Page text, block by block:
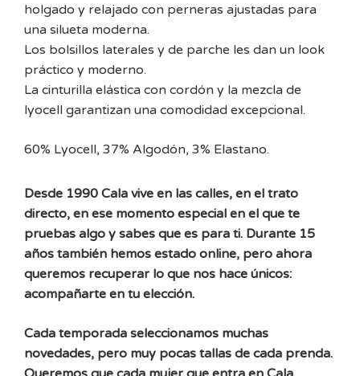
holgado y relajado con perneras ajustadas para
una silueta moderna.
Los bolsillos laterales y de parche les dan un look
práctico y moderno.
La cinturilla elástica con cordón y la mezcla de
lyocell garantizan una comodidad excepcional.
60% Lyocell, 37% Algodón, 3% Elastano.
Desde 1990 Cala vive en las calles, en el trato
directo, en ese momento especial en el que te
pruebas algo y sabes que es para ti. Durante 15
años también hemos estado online, pero ahora
queremos recuperar lo que nos hace únicos:
acompañarte en tu elección.
Cada temporada seleccionamos muchas
novedades, pero muy pocas tallas de cada prenda.